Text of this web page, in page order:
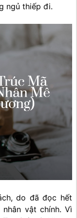
ngủ thiếp đi.
do đã đọc hết
vật chính. Vì